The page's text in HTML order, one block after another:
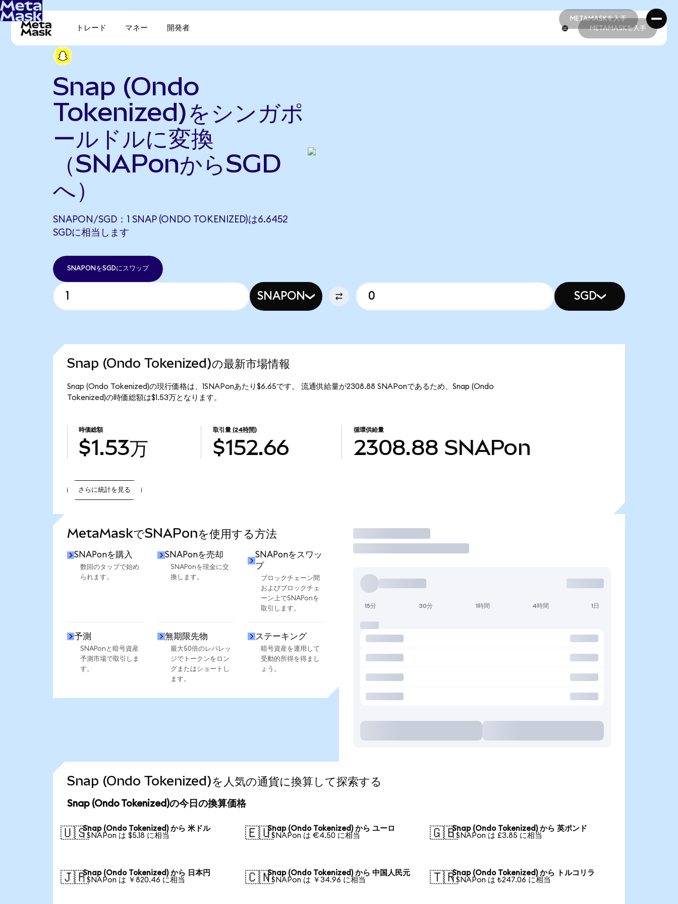
METAMASKを入手
METAMASKを入手
トレード マネー 開発者 METAMASKを入手
Snap (Ondo
Tokenized)をシンガポ
ールドルに変換
（SNAPonからSGD
へ）
SNAPON/SGD：1 SNAP (ONDO TOKENIZED)は6.6452
SGDに相当します
SNAPONをSGDにスワップ
SNAPON SGD
Snap (Ondo Tokenized)の最新市場情報
Snap (Ondo Tokenized)の現行価格は、1SNAPonあたり$6.65です。 流通供給量が2308.88 SNAPonであるため、Snap (Ondo
Tokenized)の時価総額は$1.53万となります。
時価総額
$1.53万
取引量 (24時間)
$152.66
循環供給量
2308.88 SNAPon
さらに統計を見る
MetaMaskでSNAPonを使用する方法
SNAPonを購入
数回のタップで始め
られます。
SNAPonを売却
SNAPonを現金に交
換します。
SNAPonをスワッ
プ
ブロックチェーン間
およびブロックチェ
ーン上でSNAPonを
取引します。
予測
SNAPonと暗号資産
予測市場で取引しま
す。
無期限先物
最大50倍のレバレッ
ジでトークンをロン
グまたはショートし
ます。
ステーキング
暗号資産を運用して
受動的所得を得まし
ょう。
取引
15分 30分 1時間 4時間 1日
Snap (Ondo Tokenized)を人気の通貨に換算して探索する
Snap (Ondo Tokenized)の今日の換算価格
🇺🇸Snap (Ondo Tokenized) から 米ドル
1 SNAPon は $5.18 に相当
🇪🇺Snap (Ondo Tokenized) から ユーロ
1 SNAPon は €4.50 に相当
🇬🇧Snap (Ondo Tokenized) から 英ポンド
1 SNAPon は £3.85 に相当
🇯🇵Snap (Ondo Tokenized) から 日本円
1 SNAPon は ￥820.46 に相当
🇨🇳Snap (Ondo Tokenized) から 中国人民元
1 SNAPon は ￥34.96 に相当
🇹🇷Snap (Ondo Tokenized) から トルコリラ
1 SNAPon は ₺247.06 に相当